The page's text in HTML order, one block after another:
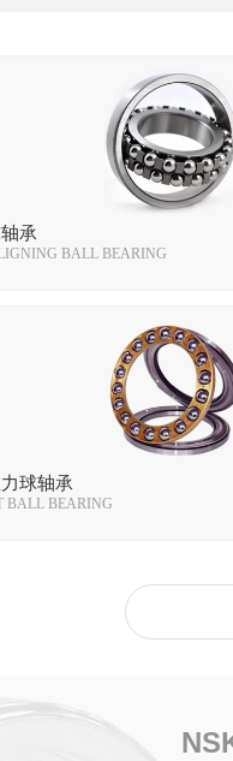
承
BALL BEARING
球轴承
BALL BEARING